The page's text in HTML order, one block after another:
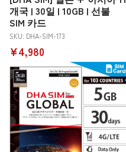
개국 | 30일 | 10GB | 선불
SIM 카드
SKU: DHA-SIM-173
¥4,980